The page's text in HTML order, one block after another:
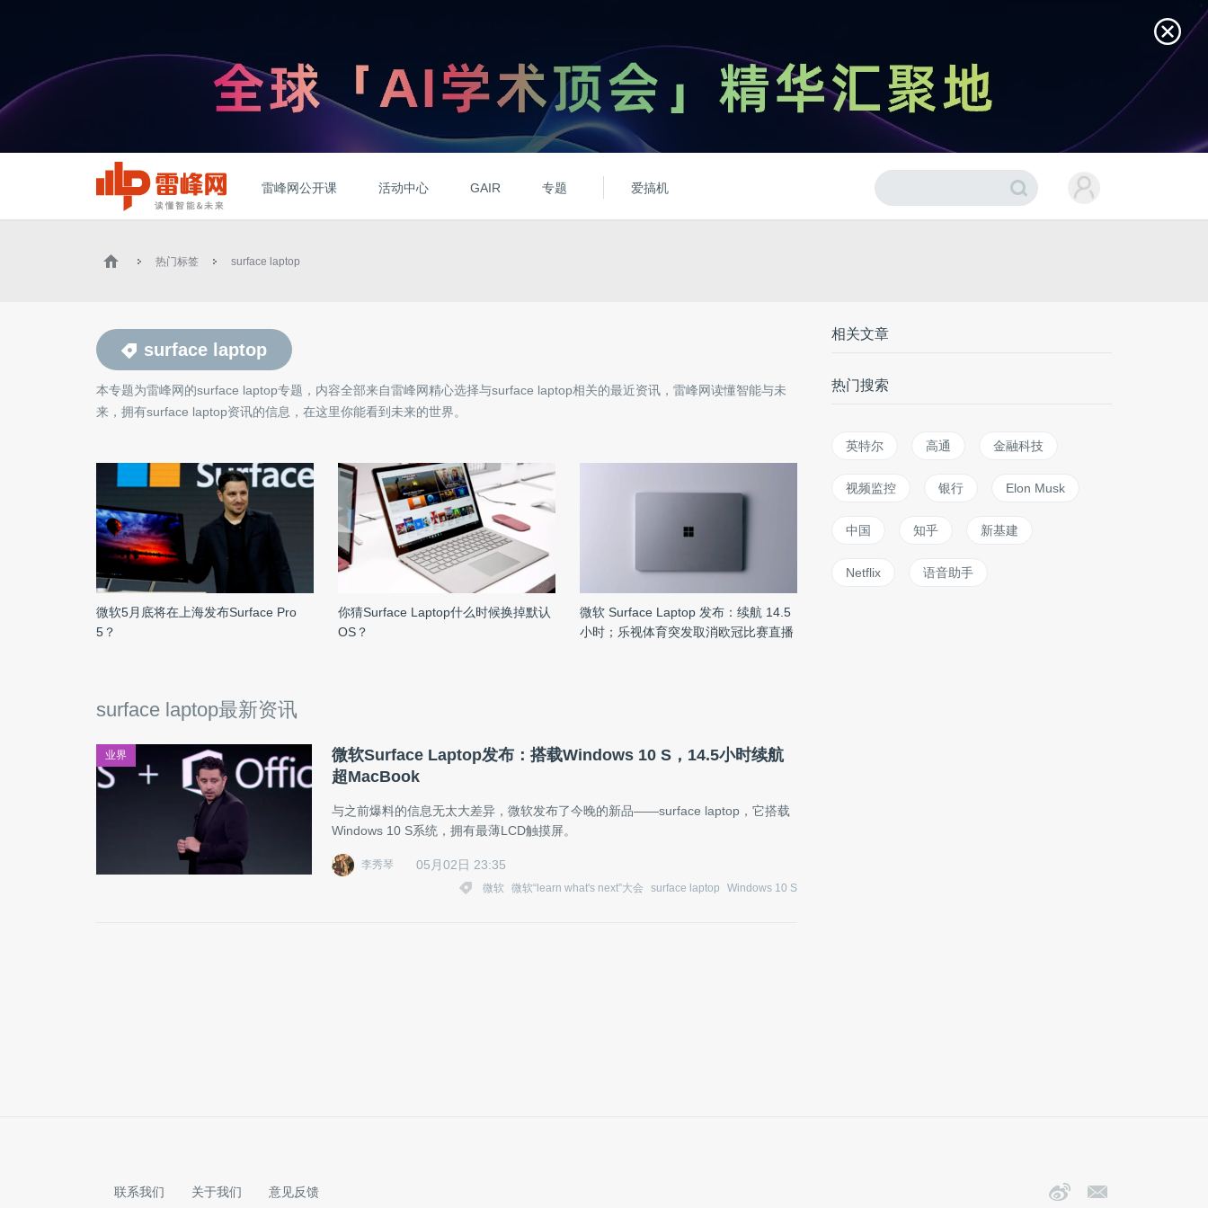
雷峰网公开课 活动中心 GAIR 专题 爱搞机
热门标签 surface laptop
surface laptop
本专题为雷峰网的surface laptop专题，内容全部来自雷峰网精心选择与surface laptop相关的最近资讯，雷峰网读懂智能与未
来，拥有surface laptop资讯的信息，在这里你能看到未来的世界。
微软5月底将在上海发布Surface Pro
5？
你猜Surface Laptop什么时候换掉默认
OS？
微软 Surface Laptop 发布：续航 14.5
小时；乐视体育突发取消欧冠比赛直播
surface laptop最新资讯
业界
微软Surface Laptop发布：搭载Windows 10 S，14.5小时续航
超MacBook
与之前爆料的信息无太大差异，微软发布了今晚的新品——surface laptop，它搭载
Windows 10 S系统，拥有最薄LCD触摸屏。
李秀琴 05月02日 23:35
微软 微软“learn what's next”大会 surface laptop Windows 10 S
相关文章
热门搜索
英特尔 高通 金融科技
视频监控 银行 Elon Musk
中国 知乎 新基建
Netflix 语音助手
联系我们 关于我们 意见反馈